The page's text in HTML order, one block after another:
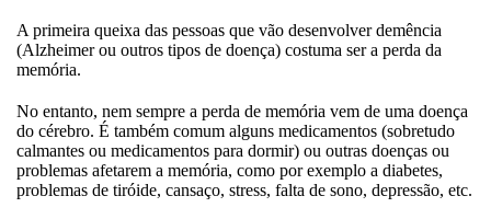
A primeira queixa das pessoas que vão desenvolver demência
(Alzheimer ou outros tipos de doença) costuma ser a perda da
memória.
No entanto, nem sempre a perda de memória vem de uma doença
do cérebro. É também comum alguns medicamentos (sobretudo
calmantes ou medicamentos para dormir) ou outras doenças ou
problemas afetarem a memória, como por exemplo a diabetes,
problemas de tiróide, cansaço, stress, falta de sono, depressão, etc.